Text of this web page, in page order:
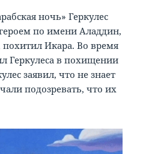
ночь» Геркулес
по имени Аладдин,
Икара. Во время
Геркулеса в похищении
заявил, что не знает
подозревать, что их